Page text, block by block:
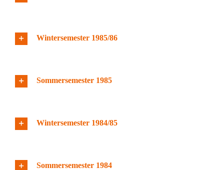
Wintersemester 1985/86
Sommersemester 1985
Wintersemester 1984/85
Sommersemester 1984